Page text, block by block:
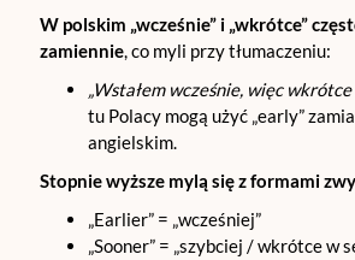
W polskim „wcześnie” i „wkrótce”
zamiennie, co myli przy tłumaczeniu:
„Wstałem wcześnie, więc
tu Polacy mogą użyć „early”
angielskim.
Stopnie wyższe mylą się z formami
„Earlier” = „wcześniej”
„Sooner” = „szybciej / wkrótce w